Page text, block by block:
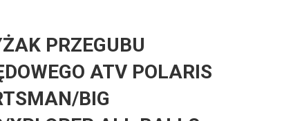
PRZEGUBU
ATV POLARIS
BIG